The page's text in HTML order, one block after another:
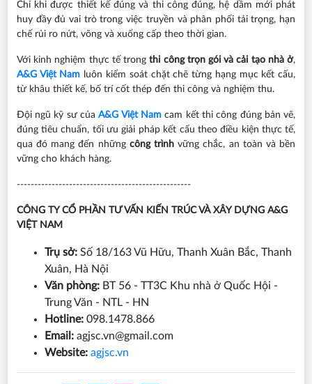
Chỉ khi được thiết kế đúng và thi công đúng, hệ dầm mới phát
huy đầy đủ vai trò trong việc truyền và phân phối tải trọng, hạn
chế rủi ro nứt, võng và xuống cấp theo thời gian.
Với kinh nghiệm thực tế trongthi công trọn gói và cải tạo nhà ở,
A&G Việt Nam luôn kiểm soát chặt chẽ từng hạng mục kết cấu,
từ khâu thiết kế, bố trí cốt thép đến thi công và nghiệm thu.
Đội ngũ kỹ sư củaA&G Việt Nam cam kết thi công đúng bản vẽ,
đúng tiêu chuẩn, tối ưu giải pháp kết cấu theo điều kiện thực tế,
qua đó mang đến những công trình vững chắc, an toàn và bền
vững cho khách hàng.
--------------------------------------------------
CÔNG TY CỔ PHẦN TƯ VẤN KIẾN TRÚC VÀ XÂY DỰNG A&G
VIỆT NAM
Trụ sở: Số 18/163 Vũ Hữu, Thanh Xuân Bắc, Thanh
Xuân, Hà Nội
Văn phòng:BT 56 - TT3C Khu nhà ở Quốc Hội -
Trung Văn - NTL - HN
Hotline:098.1478.866
Email: agjsc.vn@gmail.com
Website: agjsc.vn